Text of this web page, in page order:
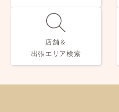
店舗＆
出張エリア検索